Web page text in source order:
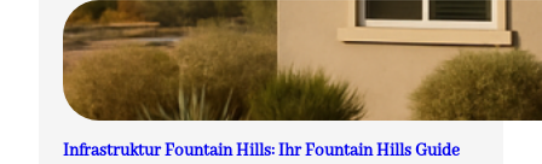
Infrastruktur Fountain Hills: Ihr Fountain Hills Guide